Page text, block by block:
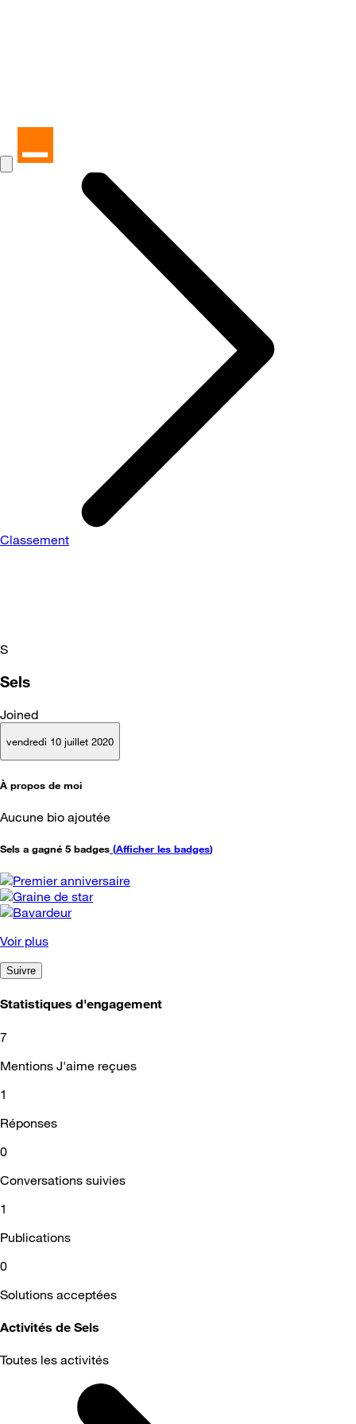
Classement
S
Sels
Joined
vendredi 10 juillet 2020
À propos de moi
Aucune bio ajoutée
Sels a gagné 5 badges (Afficher les badges)
Voir plus
Suivre
Statistiques d'engagement
7
Mentions J'aime reçues
1
Réponses
0
Conversations suivies
1
Publications
0
Solutions acceptées
Activités de Sels
Toutes les activités